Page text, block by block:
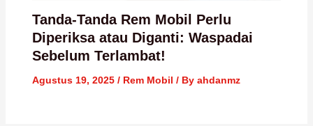
Tanda-Tanda Rem Mobil Perlu
Diperiksa atau Diganti: Waspadai
Sebelum Terlambat!
Agustus 19, 2025 / Rem Mobil / By ahdanmz